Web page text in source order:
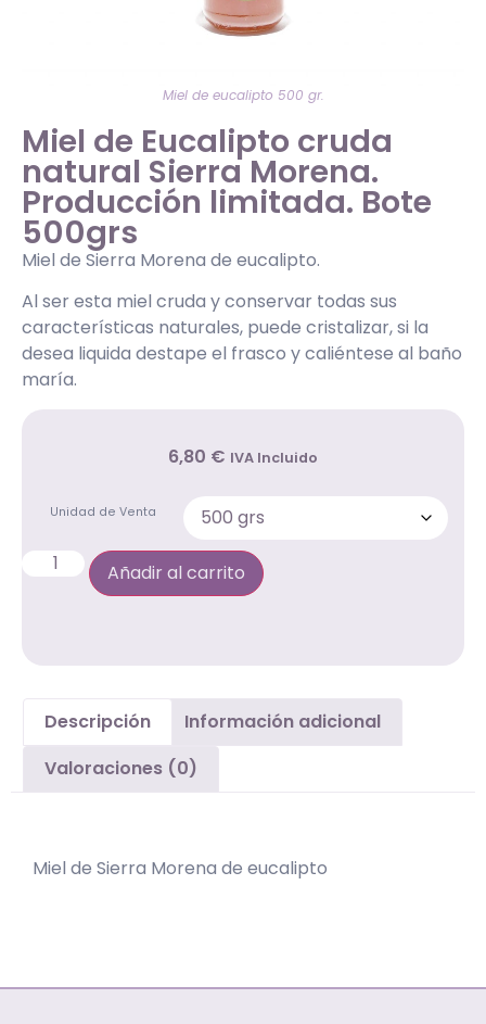
Miel de eucalipto 500 gr.
Miel de Eucalipto cruda
natural Sierra Morena.
Producción limitada. Bote
500grs
Miel de Sierra Morena de eucalipto.
Al ser esta miel cruda y conservar todas sus
características naturales, puede cristalizar, si la
desea liquida destape el frasco y caliéntese al baño
maría.
6,80 € IVA Incluido
Unidad de Venta
Añadir al carrito
Descripción
Información adicional
Valoraciones (0)
Miel de Sierra Morena de eucalipto